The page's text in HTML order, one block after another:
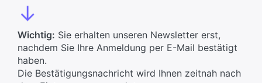
↓
Wichtig: Sie erhalten unseren Newsletter erst,
nachdem Sie Ihre Anmeldung per E-Mail bestätigt
haben.
Die Bestätigungsnachricht wird Ihnen zeitnah nach